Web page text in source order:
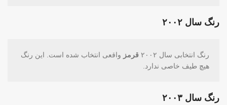
رنگ سال ۲۰۰۲
رنگ انتخابی سال ۲۰۰۲ قرمز واقعی انتخاب شده ‌است. این رنگ
هیچ طیف خاصی ندارد.
رنگ سال ۲۰۰۳